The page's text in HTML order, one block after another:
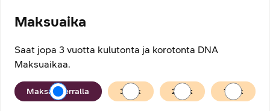
Maksuaika
Saat jopa 3 vuotta kulutonta ja korotonta DNA
Maksuaikaa.
Maksuaika
Maksan kerralla 36 kk 24 kk 12 kk